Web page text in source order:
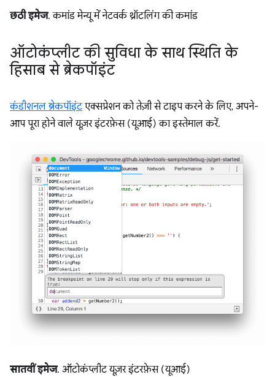
छठी इमेज. कमांड मेन्यू में नेटवर्क थ्रॉटलिंग की कमांड
ऑटोकंप्लीट की सुविधा के साथ स्थिति के
हिसाब से ब्रेकपॉइंट
कंडीशनल ब्रेकपॉइंटएक्सप्रेशन को तेज़ी से टाइप करने के लिए, अपने-
आप पूरा होने वाले यूज़र इंटरफ़ेस (यूआई) का इस्तेमाल करें.
सातवीं इमेज. ऑटोकंप्लीट यूज़र इंटरफ़ेस (यूआई)